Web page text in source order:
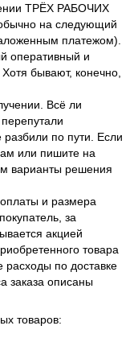
ТРЁХ РАБОЧИХ
на следующий
платежом).
оперативный и
бывают, конечно,
Всё ли
по пути. Если
или пишите на
варианты решения
и размера
за
акцией
товара
по доставке
заказа описаны
товаров: